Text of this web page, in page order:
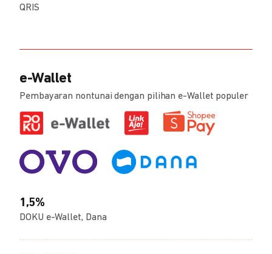
QRIS
e-Wallet
Pembayaran nontunai dengan pilihan e-Wallet populer
1,5%
DOKU e-Wallet, Dana